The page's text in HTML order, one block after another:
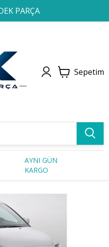
PARÇA
3 4
Sepetim
AYNI GÜN
KARGO